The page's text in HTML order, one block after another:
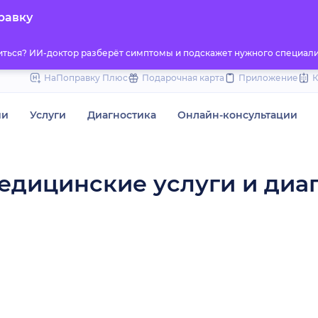
ИИ-доктор разберёт симптомы и подскажет нужного
НаПоправку Плюс Подарочная карта Приложение
Услуги Диагностика Онлайн-консультации
услуги и